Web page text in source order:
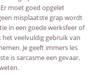
moet goed opgelet
misplaatste grap wordt
in een goede werksfeer of
veelvuldig gebruik van
Je geeft immers les
is sarcasme een gevaar,